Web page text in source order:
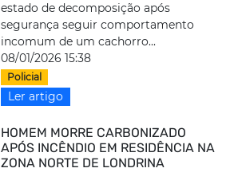
estado de decomposição após
segurança seguir comportamento
incomum de um cachorro...
08/01/2026 15:38
Policial
Ler artigo
HOMEM MORRE CARBONIZADO
APÓS INCÊNDIO EM RESIDÊNCIA NA
ZONA NORTE DE LONDRINA